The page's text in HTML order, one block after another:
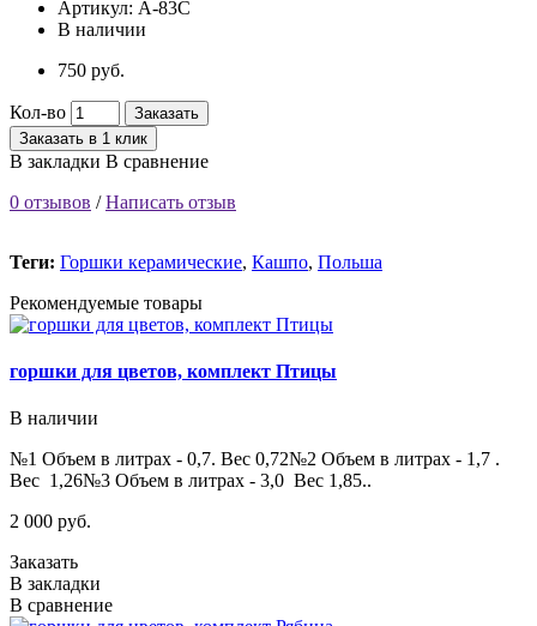
Артикул: А-83C
В наличии
750 руб.
Кол-во
Заказать
Заказать в 1 клик
В закладки В сравнение
0 отзывов /Написать отзыв
Теги: Горшки керамические, Кашпо, Польша
Рекомендуемые товары
горшки для цветов, комплект Птицы
В наличии
№1 Объем в литрах - 0,7. Вес 0,72№2 Объем в литрах - 1,7 .
Вес 1,26№3 Объем в литрах - 3,0 Вес 1,85..
2 000 руб.
Заказать
В закладки
В сравнение